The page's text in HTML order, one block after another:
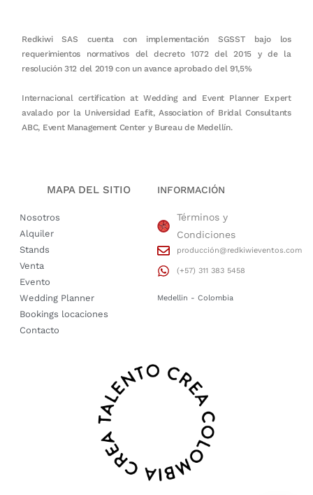
Redkiwi SAS cuenta con implementación SGSST bajo los
requerimientos normativos del decreto 1072 del 2015 y de la
resolución 312 del 2019 con un avance aprobado del 91,5%
Internacional certification at Wedding and Event Planner Expert
avalado por la Universidad Eafit, Association of Bridal Consultants
ABC, Event Management Center y Bureau de Medellín.
MAPA DEL SITIO
Nosotros
Alquiler
Stands
Venta
Evento
Wedding Planner
Bookings locaciones
Contacto
INFORMACIÓN
Términos y
Condiciones
producción@redkiwieventos.com
(+57) 311 383 5458
Medellin - Colombia